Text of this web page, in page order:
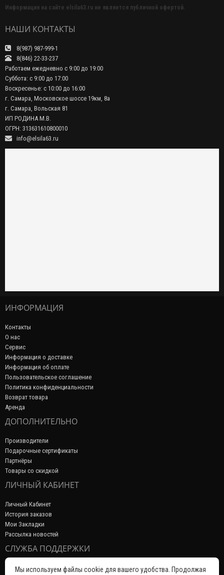
Информация на сайте elsila63.ru не является публичной офертой.
НАШИ КОНТАКТЫ
8(987) 987-999-1
8(846) 22-33-237
Работаем ежедневно с 9:00 до 19:00
Суббота: с 9:00 до 17:00
Воскресенье: с 10:00 до 16:00
г. Самара, Московское шоссе 19км, 8а
г. Самара, Вольская 81
ИП РОДИНА М.В.
ОГРН: 313631610800010
info@elsila63.ru
ИНФОРМАЦИЯ
Контакты
О нас
Сервис
Информация о доставке
Информация об оплате
Пользовательское соглашение
Политика конфиденциальности
Возврат товара
Аренда
ДОПОЛНИТЕЛЬНО
Производители
Подарочные сертификаты
Партнёры
Товары со скидкой
ЛИЧНЫЙ КАБИНЕТ
Личный Кабинет
История заказов
Мои Закладки
Рассылка новостей
СЛУЖБА ПОДДЕРЖКИ
Связаться с нами
Мы используем файлы cookie для вашего удобства. Продолжая